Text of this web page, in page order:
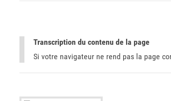
Transcription du contenu de la page
Si votre navigateur ne rend pas la page